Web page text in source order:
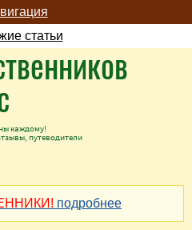
статьи
каждому!
путеводители
подробнее